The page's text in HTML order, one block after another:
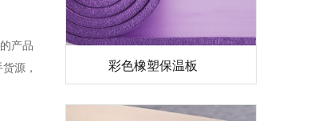
产品
源，
彩色橡塑保温板